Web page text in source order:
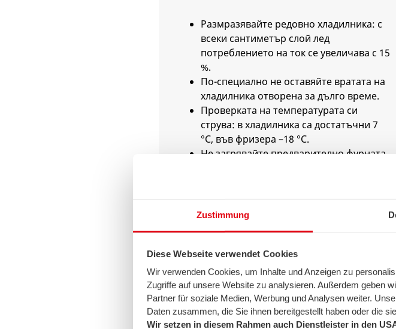
Zustimmung
Diese Webseite verwendet Cookies
Wir verwenden Cookies, um Inhalte und Anzeigen zu
Zugriffe auf unsere Website zu analysieren. Außerdem geben
Partner für soziale Medien, Werbung und Analysen weiter.
Daten zusammen, die Sie ihnen bereitgestellt haben oder die
Wir setzen in diesem Rahmen auch Dienstleister in den
Размразявайте редовно хладилника: с
всеки сантиметър слой лед
потреблението на ток се увеличава с 15
%.
По-специално не оставяйте вратата на
хладилника отворена за дълго време.
Проверката на температурата си
струва: в хладилника са достатъчни 7
°C, във фризера –18 °C.
Не загрявайте предварително фурната.
температурата на 0. Използвайте
режим с конвекция вместо нагряване
Затопляйте малки количества и ястия с
микровълновата фурна.
Загрявайте водата за готвене в
електрическата кана вместо в
тенджерата. Отмерете предварително
количеството и гответе под капак.